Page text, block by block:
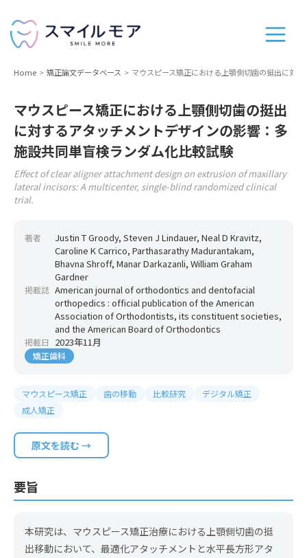
Home 矯正論文データベース マウスピース矯正における上顎側切歯の挺出に対
マウスピース矯正における上顎側切歯の挺出
に対するアタッチメントデザインの影響：多
施設共同単盲検ランダム化比較試験
Effect of clear aligner attachment design on extrusion of maxillary
lateral incisors: A multicenter, single-blind randomized clinical
trial.
著者
Justin T Groody, Steven J Lindauer, Neal D Kravitz,
Caroline K Carrico, Parthasarathy Madurantakam,
Bhavna Shroff, Manar Darkazanli, William Graham
Gardner
掲載誌 American journal of orthodontics and dentofacial
orthopedics : official publication of the American
Association of Orthodontists, its constituent societies,
and the American Board of Orthodontics
掲載日 2023年11月
矯正歯科
マウスピース矯正 歯の移動 比較研究
デジタル矯正
成人矯正
原文を読む →
要旨
本研究は、マウスピース矯正治療における上顎側切歯の挺
出移動において、最適化アタッチメントと水平長方形アタ